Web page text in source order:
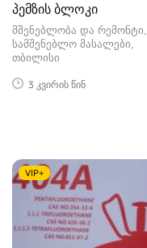
პემზის ბლოკი
მშენებლობა და რემონტი,
სამშენებლო მასალები
თბილისი
3 კვირის წინ
VIP+